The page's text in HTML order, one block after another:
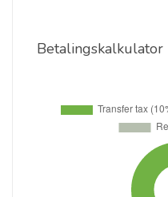
Betalingskalkulator